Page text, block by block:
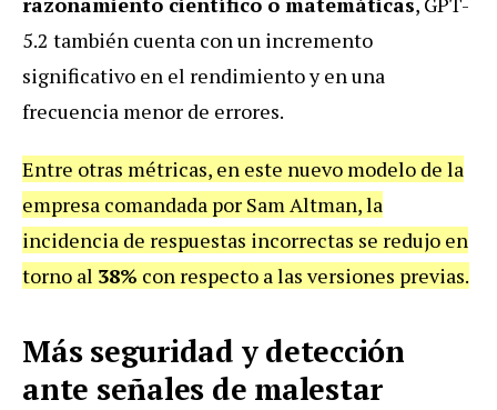
5.2 también cuenta con un incremento
significativo en el rendimiento y en una
frecuencia menor de errores.
Entre otras métricas, en este nuevo modelo de la
empresa comandada por Sam Altman, la
incidencia de respuestas incorrectas se redujo en
torno al 38% con respecto a las versiones previas.
Más seguridad y detección
ante señales de malestar